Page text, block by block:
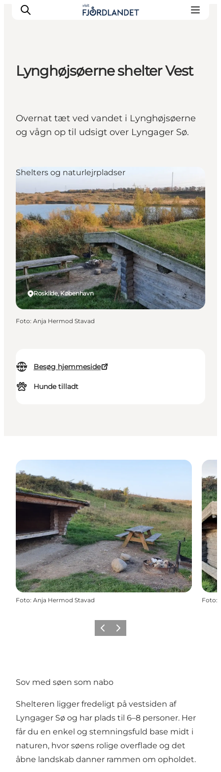
Guides & inspiration
Overnatning
Oplevelser
Lynghøjsøerne shelter Vest
Overnat tæt ved vandet i Lynghøjsøerne
og vågn op til udsigt over Lyngager Sø.
Besøg hjemmeside
Hunde tilladt
Roskilde, København
Shelters og naturlejrpladser
Foto: Anja Hermod Stavad
Foto: Anja Hermod Stavad Foto:
Forrige billede
Næste billede
Sov med søen som nabo
Shelteren ligger fredeligt på vestsiden af
Lyngager Sø og har plads til 6–8 personer. Her
får du en enkel og stemningsfuld base midt i
naturen, hvor søens rolige overflade og det
åbne landskab danner rammen om opholdet.